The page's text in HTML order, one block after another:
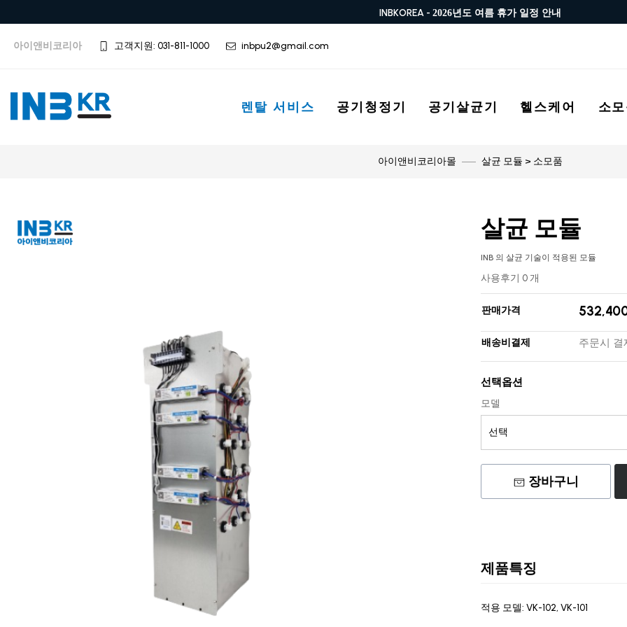
INBKOREA - 2026년도 여름 휴가 일정 안내
아이앤비코리아 고객지원: 031-811-1000 inbpu2@gmail.com
렌탈 서비스 공기청정기 공기살균기 헬스케어 소
아이앤비코리아몰 살균 모듈 > 소모품
살균 모듈
INB 의 살균 기술이 적용된 모듈
사용후기 0 개
판매가격
배송비결제 주문시 결
선택옵션
모델
장바구니
제품특징
적용 모델: VK-102, VK-101